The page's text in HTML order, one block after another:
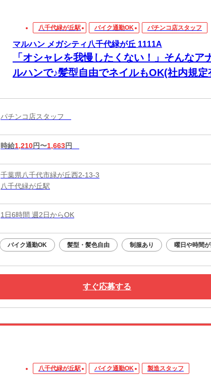
八千代緑が丘駅 バイク通勤OK パチンコ店スタッフ
マルハン メガシティ八千代緑が丘 1111A
「オシャレを我慢したくない！」そんなア
ルハンで♪髪型自由でネイルもOK(社内規定
パチンコ店スタッフ
時給1,210円〜1,663円
千葉県八千代市緑が丘西2-13-3
八千代緑が丘駅
1日6時間 週2日からOK
バイク通勤OK 髪型・髪色自由 制服あり 曜日や時間
すぐ応募する
八千代緑が丘駅 バイク通勤OK 製造スタッフ